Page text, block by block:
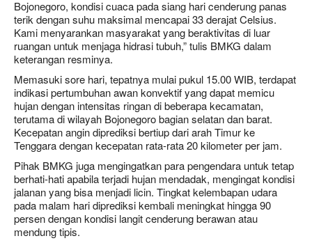
Bojonegoro, kondisi cuaca pada siang hari cenderung panas
terik dengan suhu maksimal mencapai 33 derajat Celsius.
Kami menyarankan masyarakat yang beraktivitas di luar
ruangan untuk menjaga hidrasi tubuh,” tulis BMKG dalam
keterangan resminya.
Memasuki sore hari, tepatnya mulai pukul 15.00 WIB, terdapat
indikasi pertumbuhan awan konvektif yang dapat memicu
hujan dengan intensitas ringan di beberapa kecamatan,
terutama di wilayah Bojonegoro bagian selatan dan barat.
Kecepatan angin diprediksi bertiup dari arah Timur ke
Tenggara dengan kecepatan rata-rata 20 kilometer per jam.
Pihak BMKG juga mengingatkan para pengendara untuk tetap
berhati-hati apabila terjadi hujan mendadak, mengingat kondisi
jalanan yang bisa menjadi licin. Tingkat kelembapan udara
pada malam hari diprediksi kembali meningkat hingga 90
persen dengan kondisi langit cenderung berawan atau
mendung tipis.